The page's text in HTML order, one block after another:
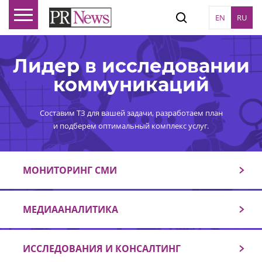
EN RU
Лидер в исследовании
коммуникаций
Составим ТЗ для вашей задачи, разработаем план
и подберем оптимальный комплекс услуг.
МОНИТОРИНГ СМИ
МЕДИААНАЛИТИКА
ИССЛЕДОВАНИЯ И КОНСАЛТИНГ